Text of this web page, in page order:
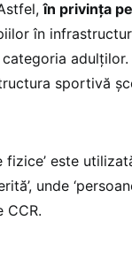
în privinţa
în
sportivă
fizice’ este
unde
CCR.